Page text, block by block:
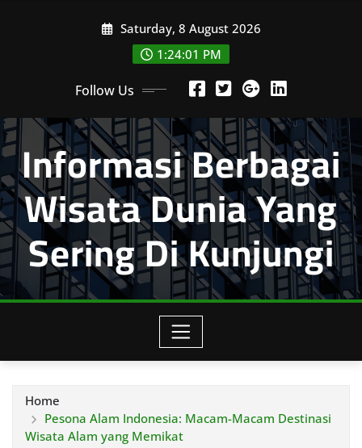
Saturday, 8 August 2026
1:24:01 PM
Follow Us
Informasi Berbagai
Wisata Dunia Yang
Sering Di Kunjungi
Home
Pesona Alam Indonesia: Macam-Macam Destinasi
Wisata Alam yang Memikat